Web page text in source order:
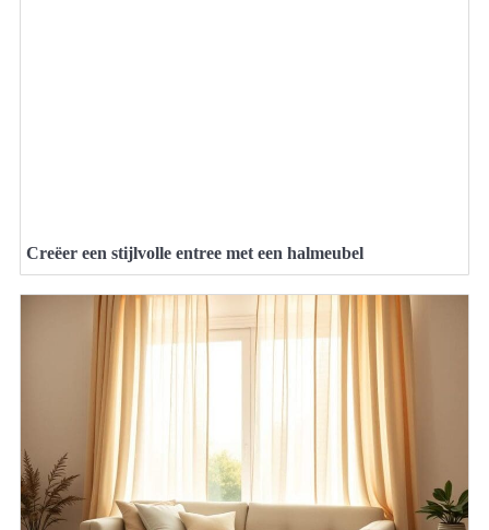
Creëer een stijlvolle entree met een halmeubel